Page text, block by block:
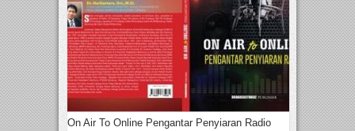
On Air To Online Pengantar Penyiaran Radio